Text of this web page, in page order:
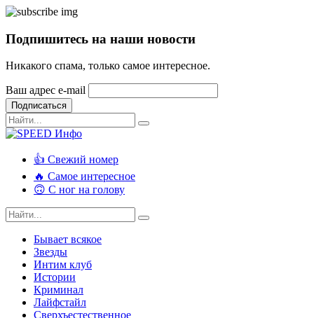
Подпишитесь на наши новости
Никакого спама, только самое интересное.
Ваш адрес e-mail
Подписаться
👍 Свежий номер
🔥 Самое интересное
🙃 С ног на голову
Бывает всякое
Звезды
Интим клуб
Истории
Криминал
Лайфстайл
Сверхъестественное